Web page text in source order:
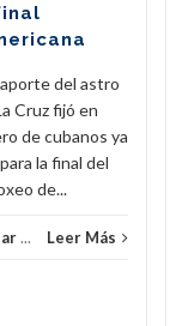
del astro
Cruz fijó en
de cubanos ya
la final del
de...
... Leer Más